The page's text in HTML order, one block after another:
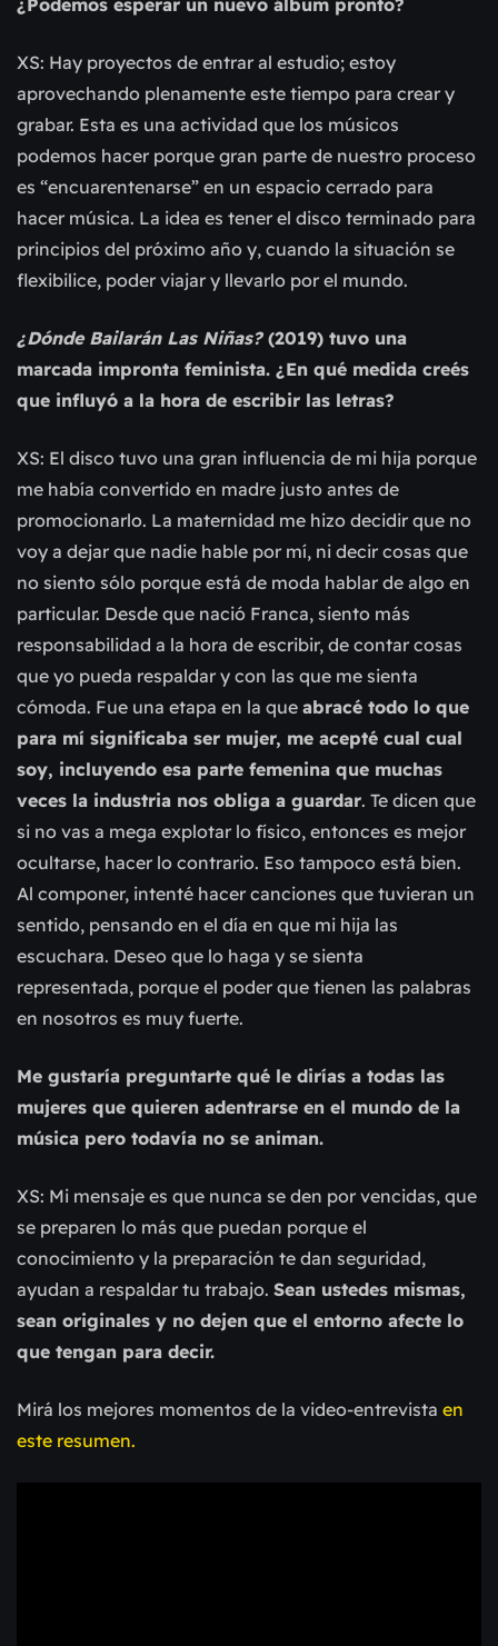
XS: Hay proyectos de entrar al estudio; estoy
aprovechando plenamente este tiempo para crear y
grabar. Esta es una actividad que los músicos
podemos hacer porque gran parte de nuestro proceso
es “encuarentenarse” en un espacio cerrado para
hacer música. La idea es tener el disco terminado para
principios del próximo año y, cuando la situación se
flexibilice, poder viajar y llevarlo por el mundo.
¿Dónde Bailarán Las Niñas? (2019) tuvo una
marcada impronta feminista. ¿En qué medida creés
que influyó a la hora de escribir las letras?
XS: El disco tuvo una gran influencia de mi hija porque
me había convertido en madre justo antes de
promocionarlo. La maternidad me hizo decidir que no
voy a dejar que nadie hable por mí, ni decir cosas que
no siento sólo porque está de moda hablar de algo en
particular. Desde que nació Franca, siento más
responsabilidad a la hora de escribir, de contar cosas
que yo pueda respaldar y con las que me sienta
cómoda. Fue una etapa en la que abracé todo lo que
para mí significaba ser mujer, me acepté cual cual
soy, incluyendo esa parte femenina que muchas
veces la industria nos obliga a guardar. Te dicen que
si no vas a mega explotar lo físico, entonces es mejor
ocultarse, hacer lo contrario. Eso tampoco está bien.
Al componer, intenté hacer canciones que tuvieran un
sentido, pensando en el día en que mi hija las
escuchara. Deseo que lo haga y se sienta
representada, porque el poder que tienen las palabras
en nosotros es muy fuerte.
Me gustaría preguntarte qué le dirías a todas las
mujeres que quieren adentrarse en el mundo de la
música pero todavía no se animan.
XS: Mi mensaje es que nunca se den por vencidas, que
se preparen lo más que puedan porque el
conocimiento y la preparación te dan seguridad,
ayudan a respaldar tu trabajo. Sean ustedes mismas,
sean originales y no dejen que el entorno afecte lo
que tengan para decir.
Mirá los mejores momentos de la video-entrevista en
este resumen.